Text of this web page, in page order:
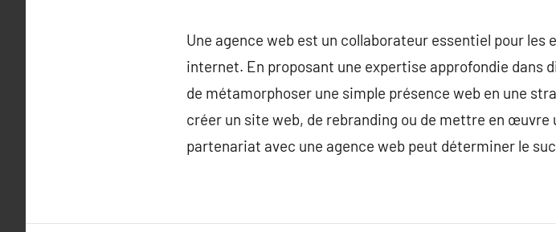
Une agence web est un collaborateur essentiel pour
internet. En proposant une expertise approfondie dans
de métamorphoser une simple présence web en une
créer un site web, de rebranding ou de mettre en
partenariat avec une agence web peut déterminer le